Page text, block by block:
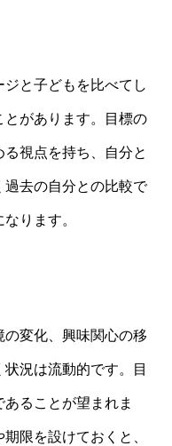
と子どもを比べてし
とがあります。目標の
視点を持ち、自分と
去の自分との比較で
ります。
変化、興味関心の移
況は流動的です。目
ることが望まれま
限を設けておくと、